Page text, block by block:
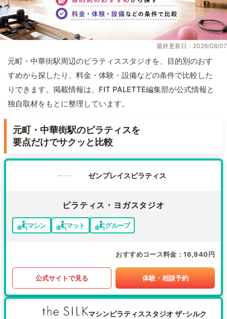
最終更新日：2026/08/07
元町・中華街駅周辺のピラティススタジオを、目的別のおす
すめから探したり、料金・体験・設備などの条件で比較した
りできます。掲載情報は、FIT PALETTE編集部が公式情報と
独自取材をもとに整理しています。
元町・中華街駅のピラティスを
要点だけでサクッと比較
ゼンプレイスピラティス
ピラティス・ヨガスタジオ
マシン マット グループ
おすすめコース料金 16,940円
公式サイトで見る 体験・相談予約
マシンピラティススタジオ ザ･シルク